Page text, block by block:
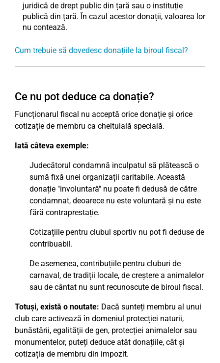
juridică de drept public din țară sau o instituție
publică din țară. În cazul acestor donații, valoarea lor
nu contează.
Cum trebuie să dovedesc donațiile la biroul fiscal?
Ce nu pot deduce ca donație?
Funcționarul fiscal nu acceptă orice donație și orice
cotizație de membru ca cheltuială specială.
Iată câteva exemple:
Judecătorul condamnă inculpatul să plătească o
sumă fixă unei organizații caritabile. Această
donație "involuntară" nu poate fi dedusă de către
condamnat, deoarece nu este voluntară și nu este
fără contraprestație.
Cotizațiile pentru clubul sportiv nu pot fi deduse de
contribuabil.
De asemenea, contribuțiile pentru cluburi de
carnaval, de tradiții locale, de creștere a animalelor
sau de cântat nu sunt recunoscute de biroul fiscal.
Totuși, există o noutate: Dacă sunteți membru al unui
club care activează în domeniul protecției naturii,
bunăstării, egalității de gen, protecției animalelor sau
monumentelor, puteți deduce atât donațiile, cât și
cotizația de membru din impozit.